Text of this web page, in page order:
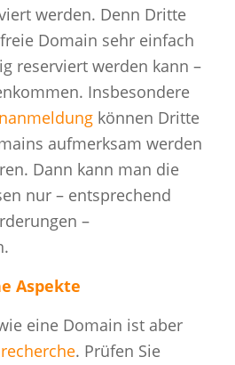
werden. Denn Dritte
Domain sehr einfach
reserviert werden kann –
Insbesondere
können Dritte
aufmerksam werden
Dann kann man die
nur – entsprechend
–
Aspekte
eine Domain ist aber
. Prüfen Sie